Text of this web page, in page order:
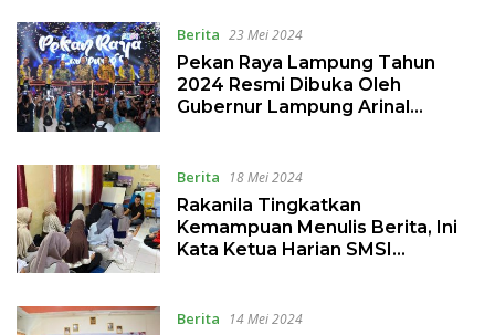
Berita 23 Mei 2024
Pekan Raya Lampung Tahun
2024 Resmi Dibuka Oleh
Gubernur Lampung Arinal
Berita 18 Mei 2024
Rakanila Tingkatkan
Kemampuan Menulis Berita, Ini
Kata Ketua Harian SMSI
Berita 14 Mei 2024